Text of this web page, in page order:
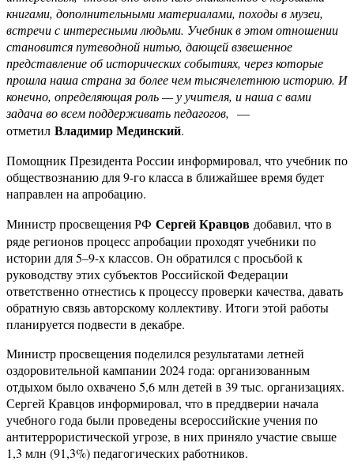
книгами, дополнительными материалами, походы в музеи,
встречи с интересными людьми. Учебник в этом отношении
становится путеводной нитью, дающей взвешенное
представление об исторических событиях, через которые
прошла наша страна за более чем тысячелетнюю историю. И
конечно, определяющая роль — у учителя, и наша с вами
задача во всем поддерживать педагогов, —
отметил Владимир Мединский.
Помощник Президента России информировал, что учебник по
обществознанию для 9-го класса в ближайшее время будет
направлен на апробацию.
Министр просвещения РФ Сергей Кравцов добавил, что в
ряде регионов процесс апробации проходят учебники по
истории для 5–9-х классов. Он обратился с просьбой к
руководству этих субъектов Российской Федерации
ответственно отнестись к процессу проверки качества, давать
обратную связь авторскому коллективу. Итоги этой работы
планируется подвести в декабре.
Министр просвещения поделился результатами летней
оздоровительной кампании 2024 года: организованным
отдыхом было охвачено 5,6 млн детей в 39 тыс. организациях.
Сергей Кравцов информировал, что в преддверии начала
учебного года были проведены всероссийские учения по
антитеррористической угрозе, в них приняло участие свыше
1,3 млн (91,3%) педагогических работников.